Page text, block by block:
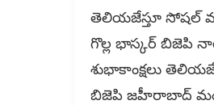
తెలియజేస్తూ సోషల్
గొల్ల భాస్కర్ బిజెపి
శుభాకాంక్షలు
బిజెపి జహీరాబాద్